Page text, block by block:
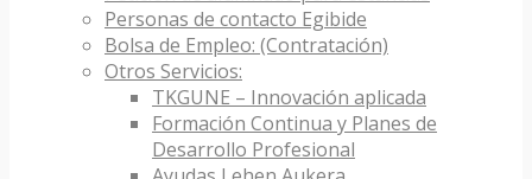
Personas de contacto Egibide
Bolsa de Empleo: (Contratación)
Otros Servicios:
TKGUNE – Innovación aplicada
Formación Continua y Planes de
Desarrollo Profesional